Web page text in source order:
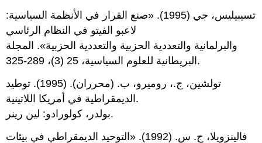
تسيبيليس، جي (1995). «صنع القرار في الأنظمة السياسية:
لاعبو الفيتو في النظام الرئاسي
والبرلمانية والتعددية الحزبية والتعددية الحزبية». المجلة
البريطانية للعلوم السياسية، 25 (3)، 289-325.
تولشين، ج.، روميرو، ب. (محرران). (1995). توطيد
الديمقراطية في أمريكا اللاتينية.
بولدر، كولورادو: لين رينر.
فالينزويلا، ج. س. (1992). «التوحيد الديمقراطي في بيئات